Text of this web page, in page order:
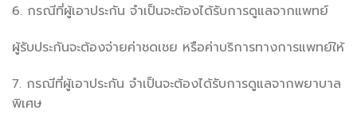
6. กรณีที่ผู้เอาประกัน จำเป็นจะต้องได้รับการดูแลจากแพทย์
ผู้รับประกันจะต้องจ่ายค่าชดเชย หรือค่าบริการทางการแพทย์ให้
7. กรณีที่ผู้เอาประกัน จำเป็นจะต้องได้รับการดูแลจากพยาบาล
พิเศษ